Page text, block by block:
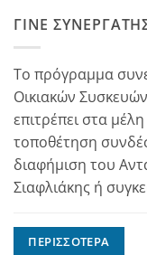
ΓΊΝΕ
Το πρόγραμμα
Οικιακών
επιτρέπει στα
τοποθέτηση
διαφήμιση του
Σιαφλιάκης ή
ΠΕΡΙΣΣΌΤΕΡΑ